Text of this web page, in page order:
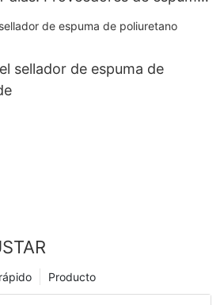
sellador de espuma de
Producto